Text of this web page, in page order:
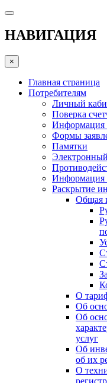
НАВИГАЦИЯ
×
Главная страница
Потребителям
Личный
Поверка
Информация
Формы
Памятки
Информация
Раскрытие
Общая
О
Об
Об
услуг
Об
об их
О